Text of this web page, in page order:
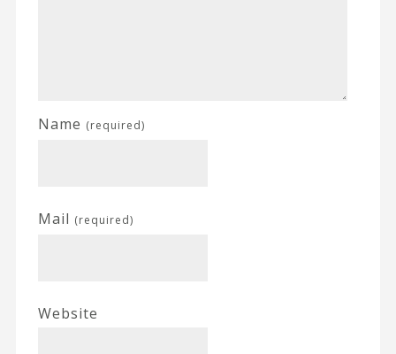
Name (required)
Mail (required)
Website